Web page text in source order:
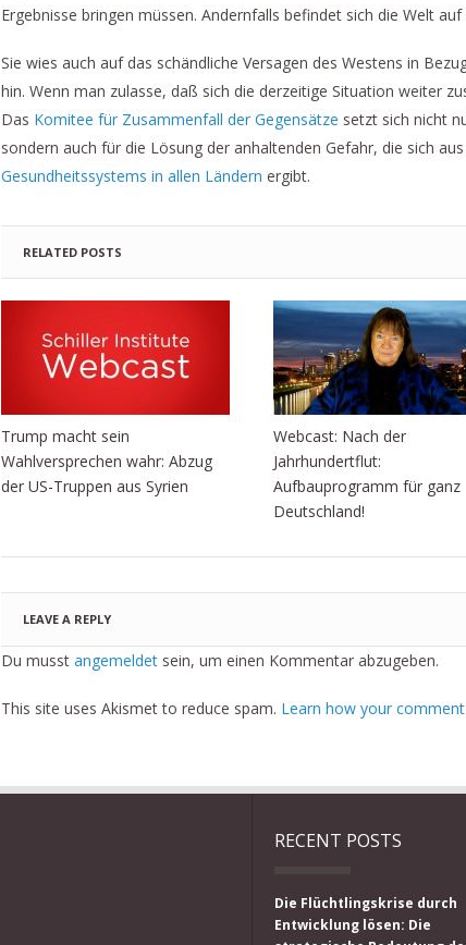
Ergebnisse bringen müssen. Andernfalls befindet sich die Welt
Sie wies auch auf das schändliche Versagen des Westens in
hin. Wenn man zulasse, daß sich die derzeitige Situation weiter
Das Komitee für Zusammenfall der Gegensätze setzt sich nicht
sondern auch für die Lösung der anhaltenden Gefahr, die sich
Gesundheitssystems in allen Ländern ergibt.
RELATED POSTS
Trump macht sein
Wahlversprechen wahr: Abzug
der US-Truppen aus Syrien
Webcast: Nach der
Jahrhundertflut:
Aufbauprogramm für ganz
Deutschland!
LEAVE A REPLY
Du musst angemeldet sein, um einen Kommentar abzugeben.
This site uses Akismet to reduce spam. Learn how your
RECENT POSTS
Die Flüchtlingskrise durch
Entwicklung lösen: Die